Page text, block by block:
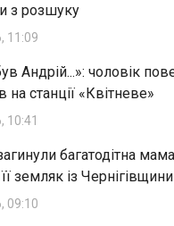
з розшуку
11:09
Андрій...»: чоловік
на станції «Квітневе»
10:41
багатодітна
земляк із Чернігівщини
09:10